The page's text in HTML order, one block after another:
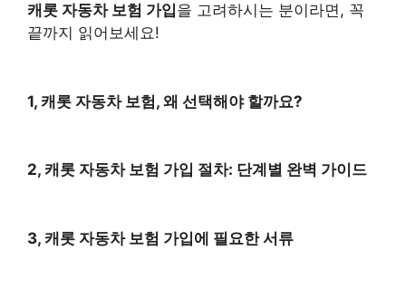
캐롯 자동차 보험 가입을 고려하시는 분이라면, 꼭
끝까지 읽어보세요!
1, 캐롯 자동차 보험, 왜 선택해야 할까요?
2, 캐롯 자동차 보험 가입 절차: 단계별 완벽 가이드
3, 캐롯 자동차 보험 가입에 필요한 서류